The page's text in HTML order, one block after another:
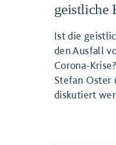
geistliche
Ist die
den Ausfall
Corona-
Stefan Oster
diskutiert